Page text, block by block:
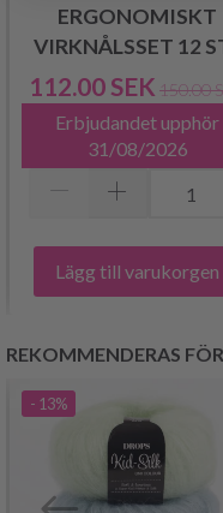
ERGONOMISKT
VIRKNÅLSSET 12
112.00 SEK 150.00
Erbjudandet upphör
31/08/2026
Lägg till varukorgen
REKOMMENDERAS
- 13%